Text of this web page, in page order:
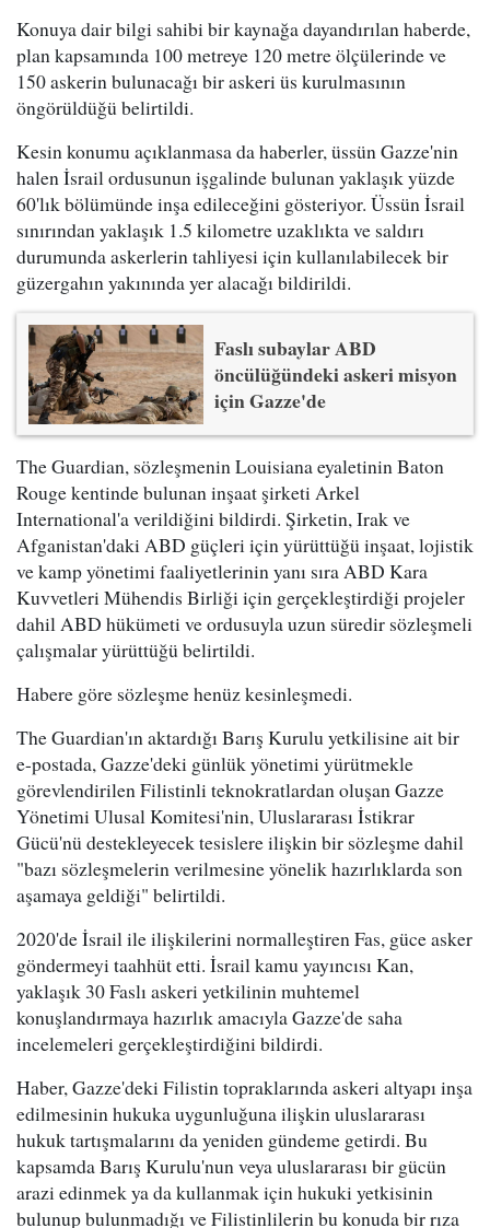
Konuya dair bilgi sahibi bir kaynağa dayandırılan haberde,
plan kapsamında 100 metreye 120 metre ölçülerinde ve
150 askerin bulunacağı bir askeri üs kurulmasının
öngörüldüğü belirtildi.
Kesin konumu açıklanmasa da haberler, üssün Gazze'nin
halen İsrail ordusunun işgalinde bulunan yaklaşık yüzde
60'lık bölümünde inşa edileceğini gösteriyor. Üssün İsrail
sınırından yaklaşık 1.5 kilometre uzaklıkta ve saldırı
durumunda askerlerin tahliyesi için kullanılabilecek bir
güzergahın yakınında yer alacağı bildirildi.
Faslı subaylar ABD
öncülüğündeki askeri misyon
için Gazze'de
The Guardian, sözleşmenin Louisiana eyaletinin Baton
Rouge kentinde bulunan inşaat şirketi Arkel
International'a verildiğini bildirdi. Şirketin, Irak ve
Afganistan'daki ABD güçleri için yürüttüğü inşaat, lojistik
ve kamp yönetimi faaliyetlerinin yanı sıra ABD Kara
Kuvvetleri Mühendis Birliği için gerçekleştirdiği projeler
dahil ABD hükümeti ve ordusuyla uzun süredir sözleşmeli
çalışmalar yürüttüğü belirtildi.
Habere göre sözleşme henüz kesinleşmedi.
The Guardian'ın aktardığı Barış Kurulu yetkilisine ait bir
e-postada, Gazze'deki günlük yönetimi yürütmekle
görevlendirilen Filistinli teknokratlardan oluşan Gazze
Yönetimi Ulusal Komitesi'nin, Uluslararası İstikrar
Gücü'nü destekleyecek tesislere ilişkin bir sözleşme dahil
"bazı sözleşmelerin verilmesine yönelik hazırlıklarda son
aşamaya geldiği" belirtildi.
2020'de İsrail ile ilişkilerini normalleştiren Fas, güce asker
göndermeyi taahhüt etti. İsrail kamu yayıncısı Kan,
yaklaşık 30 Faslı askeri yetkilinin muhtemel
konuşlandırmaya hazırlık amacıyla Gazze'de saha
incelemeleri gerçekleştirdiğini bildirdi.
Haber, Gazze'deki Filistin topraklarında askeri altyapı inşa
edilmesinin hukuka uygunluğuna ilişkin uluslararası
hukuk tartışmalarını da yeniden gündeme getirdi. Bu
kapsamda Barış Kurulu'nun veya uluslararası bir gücün
arazi edinmek ya da kullanmak için hukuki yetkisinin
bulunup bulunmadığı ve Filistinlilerin bu konuda bir rıza